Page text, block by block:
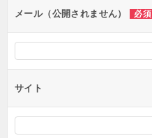
ンメール（公開されません） 必須
サイト